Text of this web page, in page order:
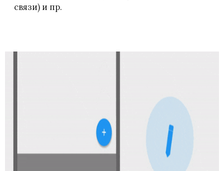
связи) и пр.